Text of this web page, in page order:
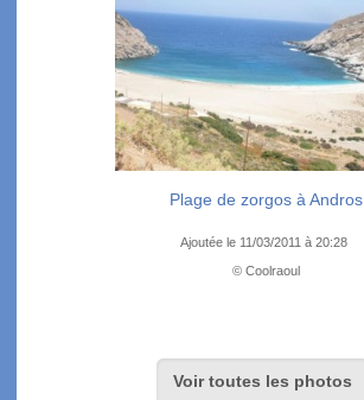
Plage de zorgos à Andros
Ajoutée le 11/03/2011 à 20:28
© Coolraoul
Voir toutes les photos